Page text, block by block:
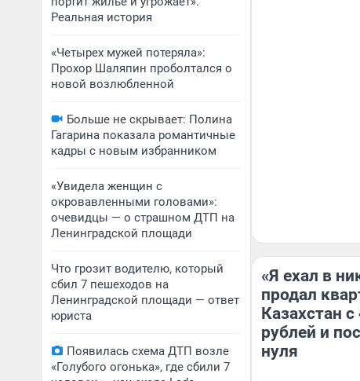
Реальная история
«Четырех мужей потеряла»:
Прохор Шаляпин проболтался о
новой возлюбленной
Больше не скрывает: Полина
Гагарина показала романтичные
кадры с новым избранником
«Увидела женщин с
окровавленными головами»:
очевидцы — о страшном ДТП на
Ленинградской площади
Что грозит водителю, который
сбил 7 пешеходов на
Ленинградской площади — ответ
юриста
Появилась схема ДТП возле
«Голубого огонька», где сбили 7
«Я ехал в
продал
Казахстан
рублей и
нуля